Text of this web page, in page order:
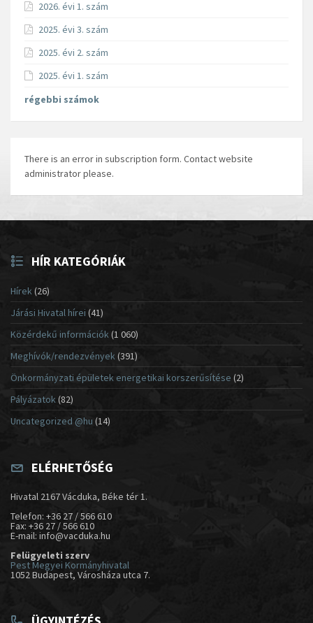
2026. évi 1. szám
2025. évi 3. szám
2025. évi 2. szám
2025. évi 1. szám
régebbi számok
There is an error in subscription form. Contact website
administrator please.
HÍR KATEGÓRIÁK
Hírek(26)
Járási Hivatal hírei (41)
Közérdekű információk(1 060)
Meghívók/rendezvények (391)
Önkormányzati épületek energetikai korszerűsítése (2)
Pályázatok (82)
Uncategorized @hu (14)
ELÉRHETŐSÉG
Hivatal 2167 Vácduka, Béke tér 1.
Telefon: +36 27 / 566 610
Fax: +36 27 / 566 610
E-mail: info@vacduka.hu
Felügyeleti szerv
Pest Megyei Kormányhivatal
1052 Budapest, Városháza utca 7.